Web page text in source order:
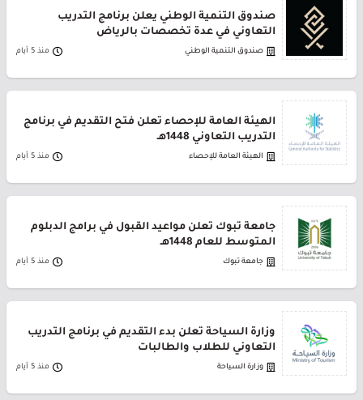
صندوق التنمية الوطني يعلن برنامج التدريب
التعاوني في عدة تخصصات بالرياض
صندوق التنمية الوطني منذ 5 أيام
الهيئة العامة للإحصاء تعلن فتح التقديم في برنامج
التدريب التعاوني 1448هـ
الهيئة العامة للإحصاء منذ 5 أيام
جامعة تبوك تعلن مواعيد القبول في برامج الدبلوم
المتوسط للعام 1448هـ
جامعة تبوك منذ 5 أيام
وزارة السياحة تعلن بدء التقديم في برنامج التدريب
التعاوني للطلاب والطالبات
وزارة السياحة منذ 5 أيام